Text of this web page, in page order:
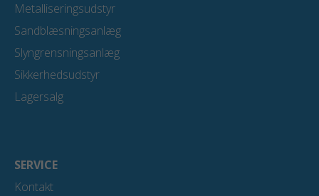
Metalliseringsudstyr
Sandblæsningsanlæg
Slyngrensningsanlæg
Sikkerhedsudstyr
Lagersalg
SERVICE
Kontakt